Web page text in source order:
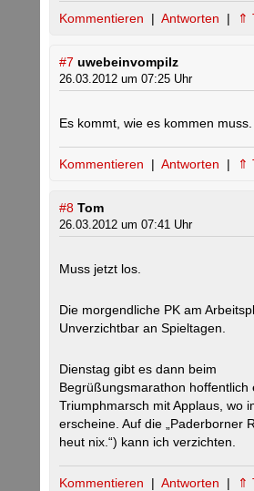
Kommentieren | Antworten | ⇑
#7 uwebeinvompilz
26.03.2012 um 07:25 Uhr
Es kommt, wie es kommen muss.
Kommentieren | Antworten | ⇑
#8 Tom
26.03.2012 um 07:41 Uhr
Muss jetzt los.
Die morgendliche PK am
Unverzichtbar an Spieltagen.
Dienstag gibt es dann beim
Begrüßungsmarathon hoffentlich
Triumphmarsch mit Applaus, wo
erscheine. Auf die „Paderborner
heut nix.“) kann ich verzichten.
Kommentieren | Antworten | ⇑